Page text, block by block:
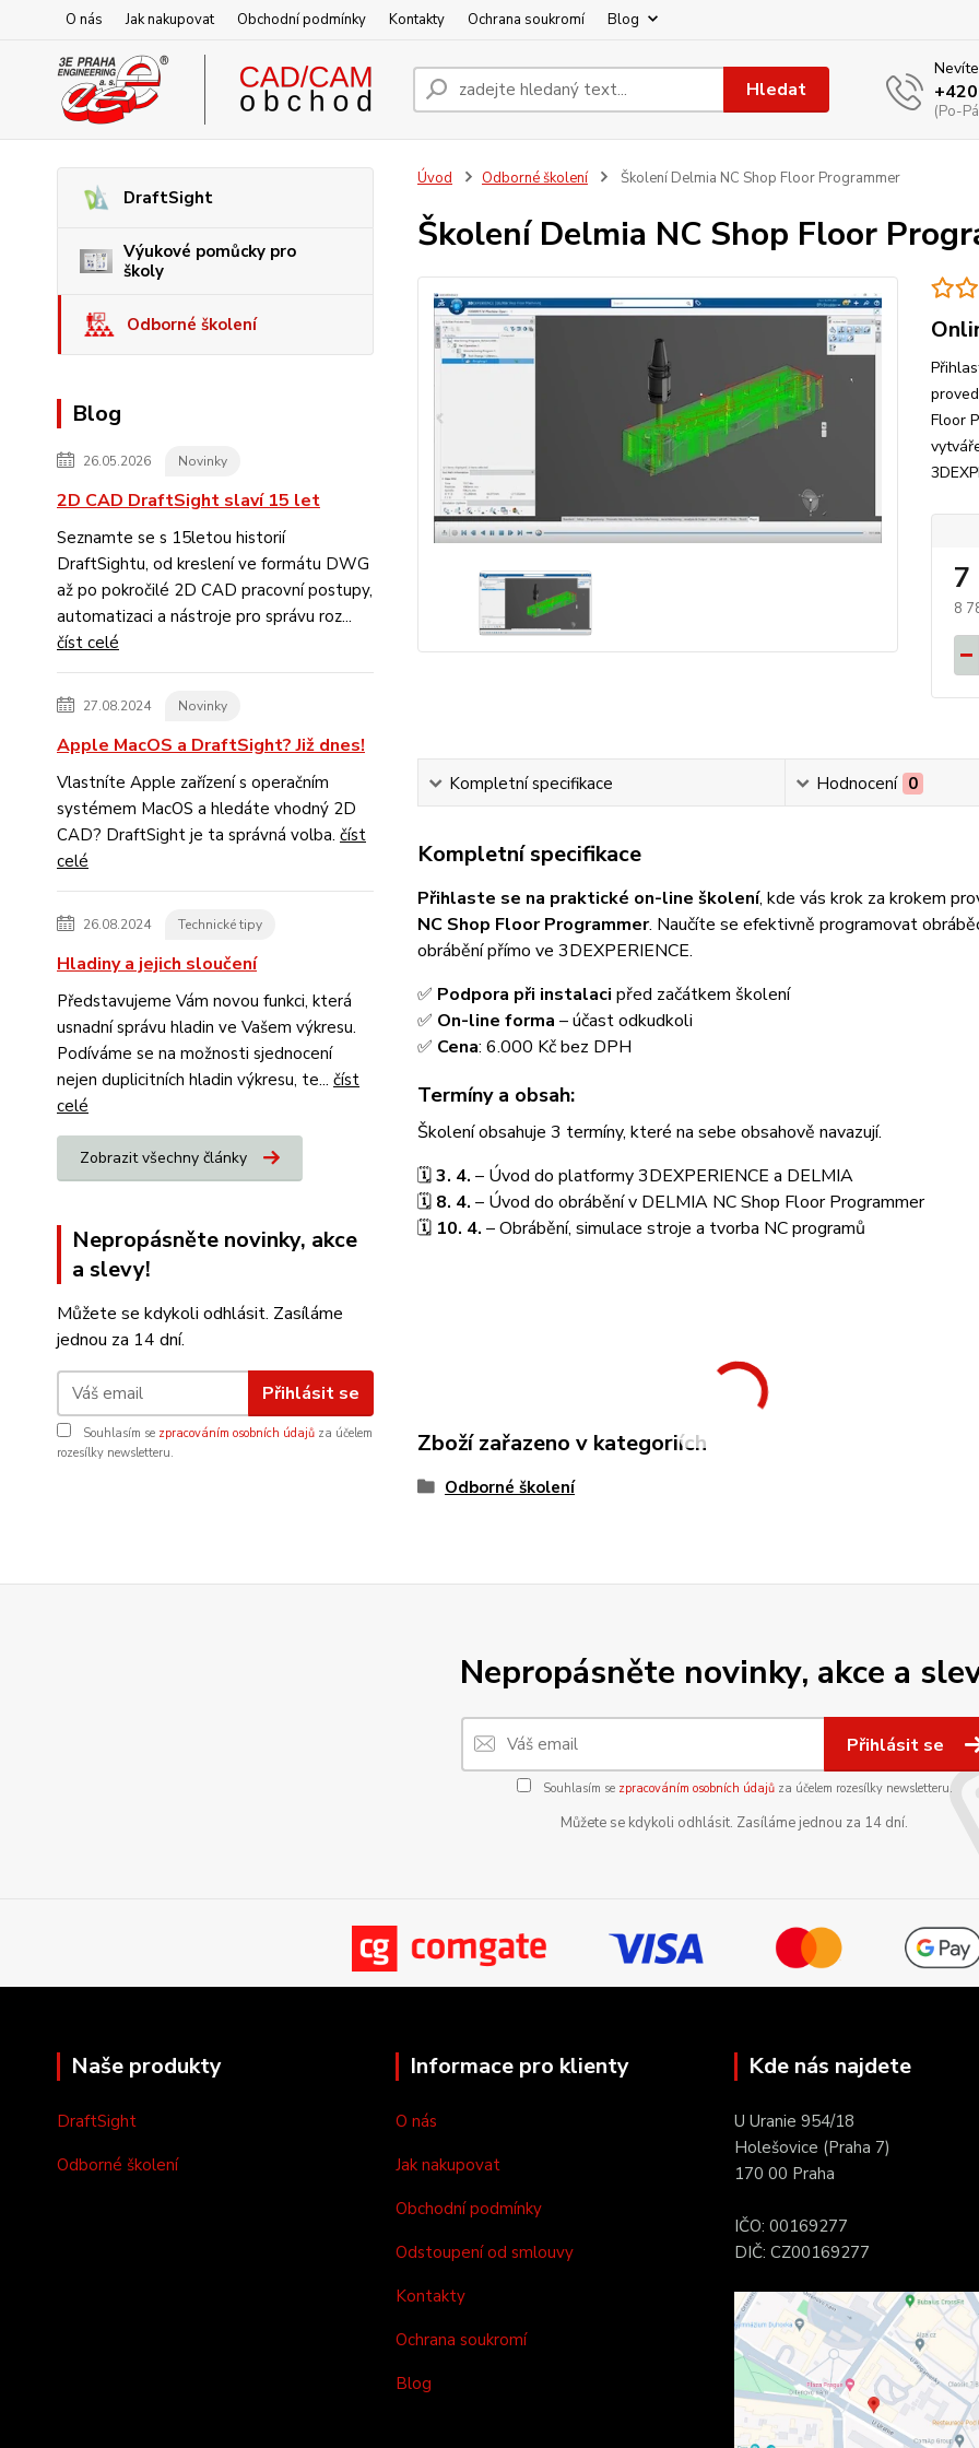
O nás Jak nakupovat Obchodní podmínky Kontakty Ochrana soukromí Blog
Hledat
(Po-
DraftSight
Výukové pomůcky pro
školy
Odborné školení
Blog
26.05.2026 Novinky
2D CAD DraftSight slaví 15 let
Seznamte se s 15letou historií
DraftSightu, od kreslení ve formátu DWG
až po pokročilé 2D CAD pracovní postupy,
automatizaci a nástroje pro správu roz...
číst celé
27.08.2024 Novinky
Apple MacOS a DraftSight? Již dnes!
Vlastníte Apple zařízení s operačním
systémem MacOS a hledáte vhodný 2D
CAD? DraftSight je ta správná volba. číst
celé
26.08.2024 Technické tipy
Hladiny a jejich sloučení
Představujeme Vám novou funkci, která
usnadní správu hladin ve Vašem výkresu.
Podíváme se na možnosti sjednocení
nejen duplicitních hladin výkresu, te... číst
celé
Zobrazit všechny články
Nepropásněte novinky, akce
a slevy!
Můžete se kdykoli odhlásit. Zasíláme
jednou za 14 dní.
Přihlásit se
Souhlasím se zpracováním osobních údajů za účelem
rozesílky newsletteru.
Úvod Odborné školení Školení Delmia NC Shop Floor Programmer
Školení Delmia NC Shop Floor
Floor
8
7
Kompletní specifikace Hodnocení 0
Kompletní specifikace
Přihlaste se na praktické on-line školení, kde vás krok za krokem
NC Shop Floor Programmer. Naučíte se efektivně programovat
obrábění přímo ve 3DEXPERIENCE.
✅ Podpora při instalaci před začátkem školení
✅ On-line forma – účast odkudkoli
✅ Cena: 6.000 Kč bez DPH
Termíny a obsah:
Školení obsahuje 3 termíny, které na sebe obsahově navazují.
🗓3. 4. – Úvod do platformy 3DEXPERIENCE a DELMIA
🗓 8. 4. – Úvod do obrábění v DELMIA NC Shop Floor Programmer
🗓 10. 4. – Obrábění, simulace stroje a tvorba NC programů
Zboží zařazeno v kategoriích
Odborné školení
Nepropásněte novinky, akce a
Přihlásit se
Souhlasím se zpracováním osobních údajůza účelem rozesílky newsletteru.
Můžete se kdykoli odhlásit. Zasíláme jednou za 14 dní.
Naše produkty
DraftSight
Odborné školení
Informace pro klienty
O nás
Jak nakupovat
Obchodní podmínky
Odstoupení od smlouvy
Kontakty
Ochrana soukromí
Blog
Kde nás najdete
U Uranie 954/18
Holešovice (Praha 7)
170 00 Praha
IČO: 00169277
DIČ: CZ00169277